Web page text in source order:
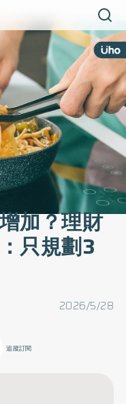
加？理財
只規劃3
2026/5/28
追蹤訂閱